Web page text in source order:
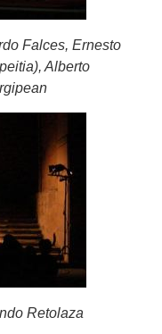
Falces, Ernesto
Alberto
Retolaza